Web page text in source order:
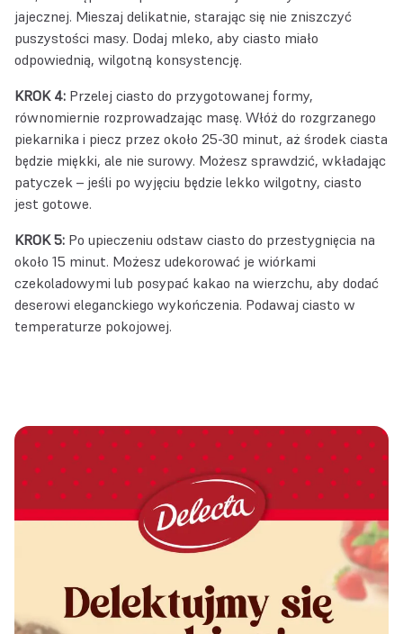
jajecznej. Mieszaj delikatnie, starając się nie zniszczyć
puszystości masy. Dodaj mleko, aby ciasto miało
odpowiednią, wilgotną konsystencję.
KROK 4: Przelej ciasto do przygotowanej formy,
równomiernie rozprowadzając masę. Włóż do rozgrzanego
piekarnika i piecz przez około 25-30 minut, aż środek ciasta
będzie miękki, ale nie surowy. Możesz sprawdzić, wkładając
patyczek – jeśli po wyjęciu będzie lekko wilgotny, ciasto
jest gotowe.
KROK 5: Po upieczeniu odstaw ciasto do przestygnięcia na
około 15 minut. Możesz udekorować je wiórkami
czekoladowymi lub posypać kakao na wierzchu, aby dodać
deserowi eleganckiego wykończenia. Podawaj ciasto w
temperaturze pokojowej.